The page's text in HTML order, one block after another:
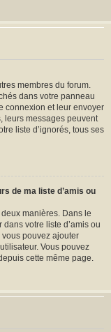
membres du forum.
dans votre panneau
connexion et leur envoyer
leurs messages peuvent
liste d’ignorés, tous ses
de ma liste d’amis ou
manières. Dans le
votre liste d’amis ou
vous pouvez ajouter
Vous pouvez
cette même page.